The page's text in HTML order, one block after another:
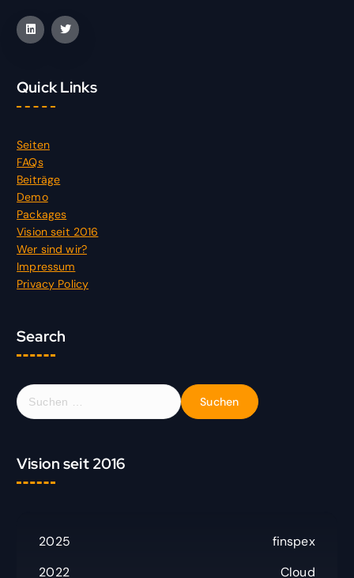
Quick Links
Seiten
FAQs
Beiträge
Demo
Packages
Vision seit 2016
Wer sind wir?
Impressum
Privacy Policy
Search
S
u
e
n
Vision seit 2016
2025
finspex
2022
Cloud